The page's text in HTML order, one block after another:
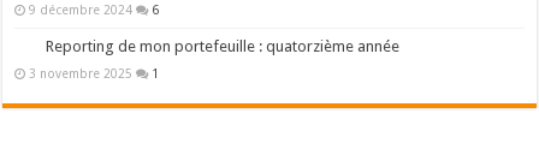
9 décembre 2024 6
Reporting de mon portefeuille : quatorzième année
3 novembre 2025 1